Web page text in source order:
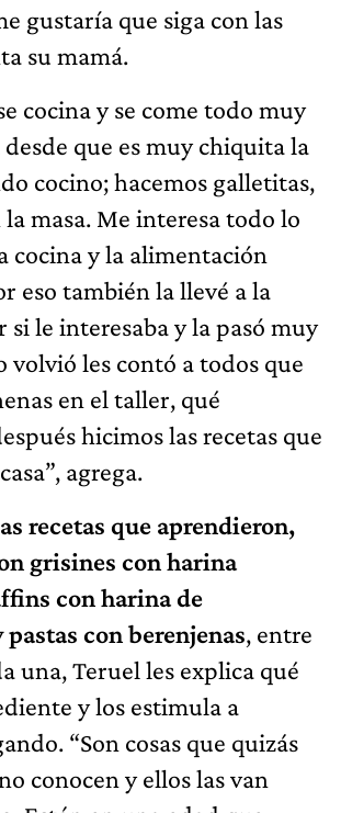
gustaría que siga con las
su mamá.
cocina y se come todo muy
desde que es muy chiquita la
cocino; hacemos galletitas,
masa. Me interesa todo lo
cocina y la alimentación
eso también la llevé a la
si le interesaba y la pasó muy
volvió les contó a todos que
en el taller, qué
hicimos las recetas que
agrega.
recetas que aprendieron,
grisines con harina
con harina de
pastas con berenjenas, entre
una, Teruel les explica qué
y los estimula a
“Son cosas que quizás
conocen y ellos las van